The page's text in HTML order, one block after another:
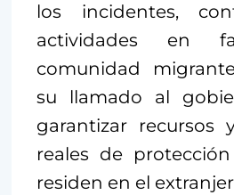
los incidentes,
actividades en
comunidad
su llamado al
garantizar recursos
reales de
residen en el